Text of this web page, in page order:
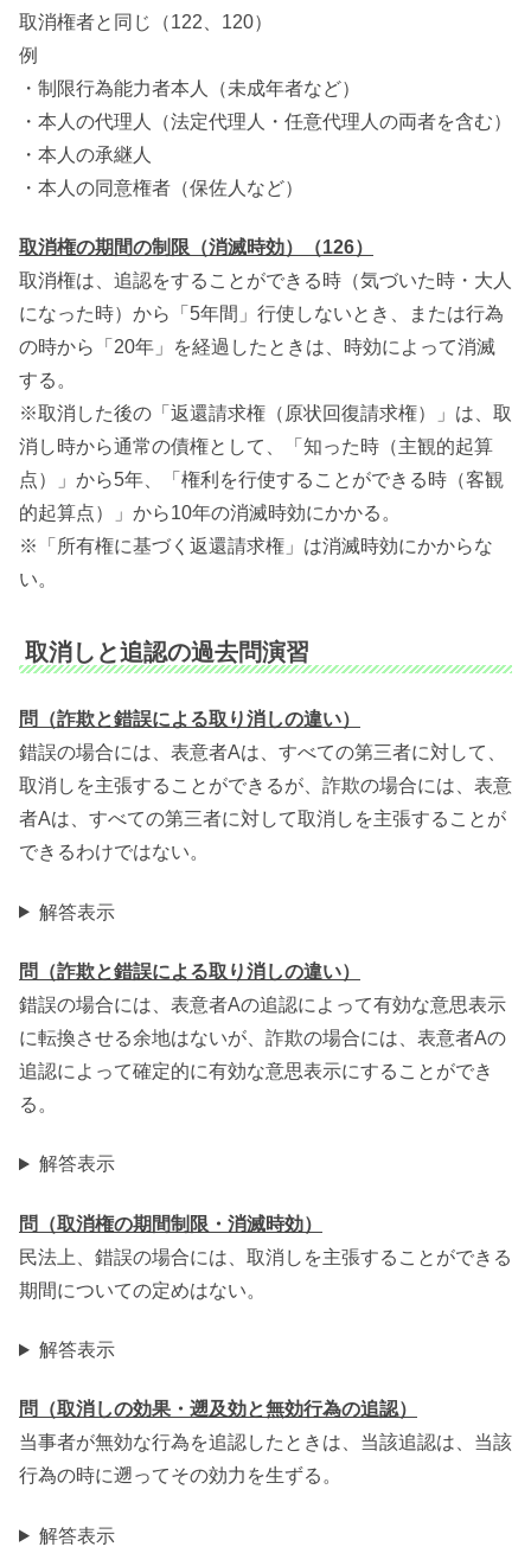
取消権者と同じ（122、120）
例
・制限行為能力者本人（未成年者など）
・本人の代理人（法定代理人・任意代理人の両者を含む）
・本人の承継人
・本人の同意権者（保佐人など）
取消権の期間の制限（消滅時効）（126）
取消権は、追認をすることができる時（気づいた時・大人
になった時）から「5年間」行使しないとき、または行為
の時から「20年」を経過したときは、時効によって消滅
する。
※取消した後の「返還請求権（原状回復請求権）」は、取
消し時から通常の債権として、「知った時（主観的起算
点）」から5年、「権利を行使することができる時（客観
的起算点）」から10年の消滅時効にかかる。
※「所有権に基づく返還請求権」は消滅時効にかからな
い。
取消しと追認の過去問演習
問（詐欺と錯誤による取り消しの違い）
錯誤の場合には、表意者Aは、すべての第三者に対して、
取消しを主張することができるが、詐欺の場合には、表意
者Aは、すべての第三者に対して取消しを主張することが
できるわけではない。
解答表示
問（詐欺と錯誤による取り消しの違い）
錯誤の場合には、表意者Aの追認によって有効な意思表示
に転換させる余地はないが、詐欺の場合には、表意者Aの
追認によって確定的に有効な意思表示にすることができ
る。
解答表示
問（取消権の期間制限・消滅時効）
民法上、錯誤の場合には、取消しを主張することができる
期間についての定めはない。
解答表示
問（取消しの効果・遡及効と無効行為の追認）
当事者が無効な行為を追認したときは、当該追認は、当該
行為の時に遡ってその効力を生ずる。
解答表示